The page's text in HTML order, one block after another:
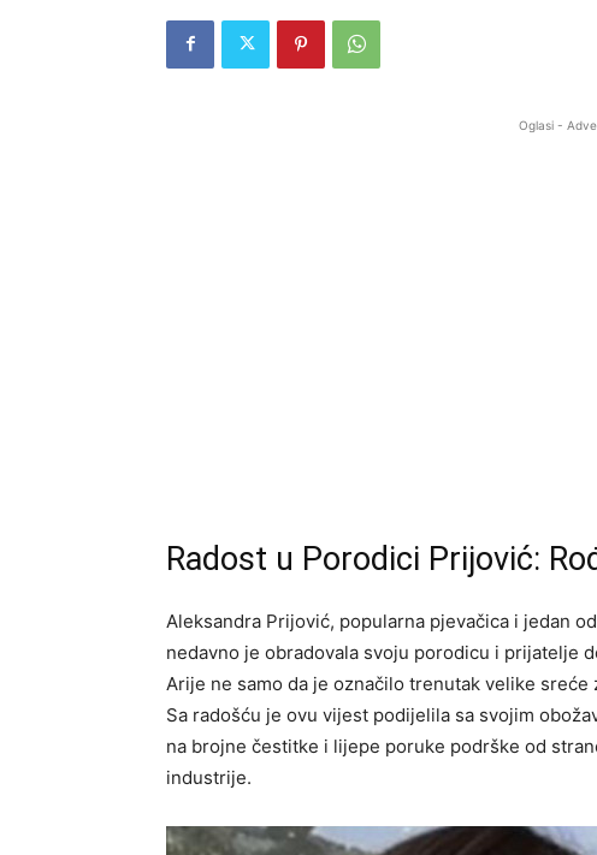
Oglasi -
Radost u Porodici Prijović:
Aleksandra Prijović, popularna pjevačica i jedan
nedavno je obradovala svoju porodicu i prijatelje
Arije ne samo da je označilo trenutak velike
Sa radošću je ovu vijest podijelila sa svojim
na brojne čestitke i lijepe poruke podrške od
industrije.